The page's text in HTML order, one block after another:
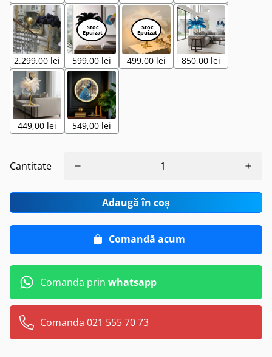
2.299,00 lei 599,00 lei 499,00 lei 850,00 lei
449,00 lei 549,00 lei
Cantitate
Adaugă în coș
Comandă acum
Comanda prin whatsapp
Comanda 021 555 70 73